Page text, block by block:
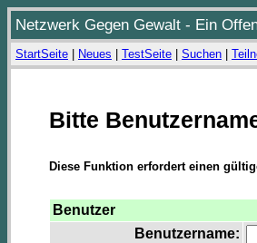
Netzwerk Gegen Gewalt - Ein
StartSeite Neues TestSeite Suchen
Bitte
Diese Funktion erfordert einen
Benutzer
Benutzername: